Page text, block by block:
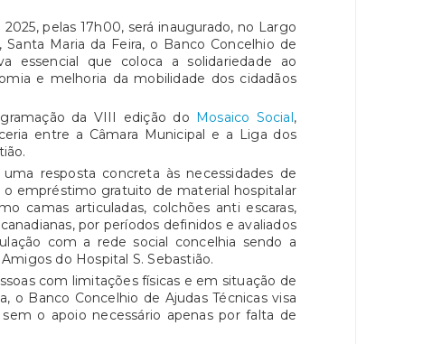
pelas 17h00, será inaugurado, no Largo
Maria da Feira, o Banco Concelhio de
essencial que coloca a solidariedade ao
e melhoria da mobilidade dos cidadãos
da VIII edição do Mosaico Social,
entre a Câmara Municipal e a Liga dos
resposta concreta às necessidades de
o empréstimo gratuito de material hospitalar
camas articuladas, colchões anti escaras,
por períodos definidos e avaliados
com a rede social concelhia sendo a
do Hospital S. Sebastião.
com limitações físicas e em situação de
o Banco Concelhio de Ajudas Técnicas visa
o apoio necessário apenas por falta de